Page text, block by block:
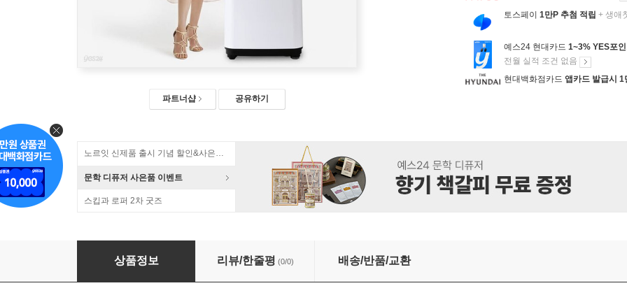
파트너샵 공유하기
토스페이 1만P 추첨 적립 + 생애
예스24 현대카드 1~3% YES포
전월 실적 조건 없음
현대백화점카드 앱카드 발급시 1
노르잇 신제품 출시 기념 할인&사은품 증정!
문학 디퓨저 사은품 이벤트
스킵과 로퍼 2차 굿즈
신일 미니 살균 세탁기 3kg SWM-1500WSJ
상품정보 리뷰/한줄평 (0/0) 배송/반품/교환